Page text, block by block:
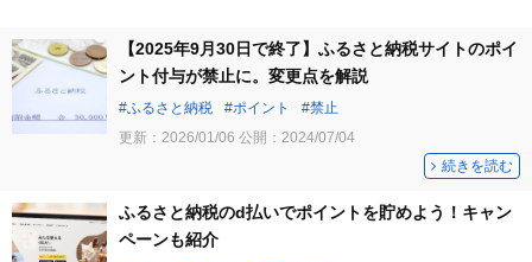
【2025年9月30日で終了】ふるさと納税サイトのポイ
ント付与が禁止に。変更点を解説
ふるさと納税 ポイント
禁止
更新： 2026/01/06 公開： 2024/07/04
続きを読む
ふるさと納税のd払いでポイントを貯めよう！キャン
ペーンも紹介